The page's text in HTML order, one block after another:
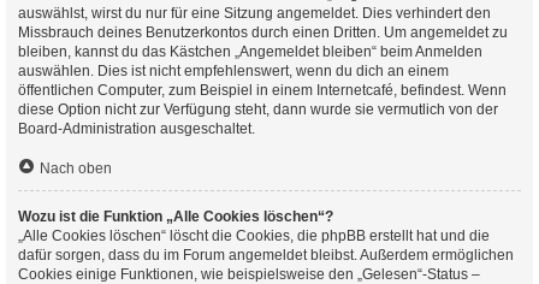
auswählst, wirst du nur für eine Sitzung angemeldet. Dies verhindert den
Missbrauch deines Benutzerkontos durch einen Dritten. Um angemeldet zu
bleiben, kannst du das Kästchen „Angemeldet bleiben“ beim Anmelden
auswählen. Dies ist nicht empfehlenswert, wenn du dich an einem
öffentlichen Computer, zum Beispiel in einem Internetcafé, befindest. Wenn
diese Option nicht zur Verfügung steht, dann wurde sie vermutlich von der
Board-Administration ausgeschaltet.
Nach oben
Wozu ist die Funktion „Alle Cookies löschen“?
„Alle Cookies löschen“ löscht die Cookies, die phpBB erstellt hat und die
dafür sorgen, dass du im Forum angemeldet bleibst. Außerdem ermöglichen
Cookies einige Funktionen, wie beispielsweise den „Gelesen“-Status –